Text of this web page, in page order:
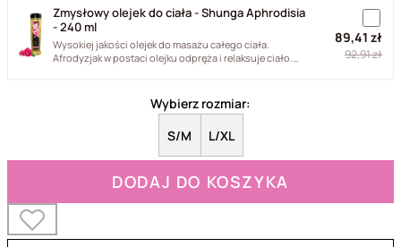
Zmysłowy olejek do ciała - Shunga Aphrodisia
- 240 ml
Wysokiej jakości olejek do masażu całego ciała.
Afrodyzjak w postaci olejku odpręża i relaksuje ciało.
89,41 zł
92,91 zł
Wybierz rozmiar:
S/M
L/XL
DODAJ DO KOSZYKA